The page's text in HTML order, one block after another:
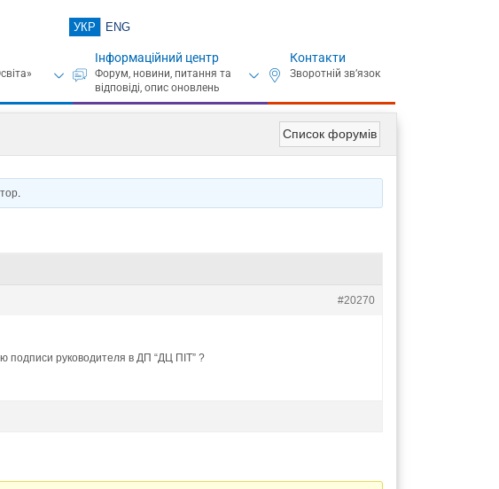
УКР ENG
Інформаційний центр Контакти
Список форумів
#20270
подписи руководителя в ДП “ДЦ ПІТ” ?